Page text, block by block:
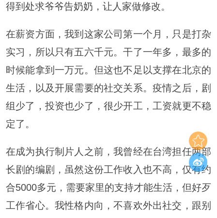
得到处求爷爷告奶奶，让人家做修改。
在薪资方面，我到这家公司第一个月，只是打杂
实习，所以只有五六千元。干了一年多，最多的
时候能拿到一万元。但这也不足以支撑在北京的
生活，以及开展需要的社交关系。疫情之后，剧
组少了，投资也少了，很少开工，工资就更不稳
定了。
在成为执行制片人之前，我曾经在台湾担任两部
长剧的编剧，虽然这份工作收入也不高，仅有约
合5000多元，需要家里的支持才能生活，但好歹
工作省心。我性格内向，不喜欢外出社交，跟别